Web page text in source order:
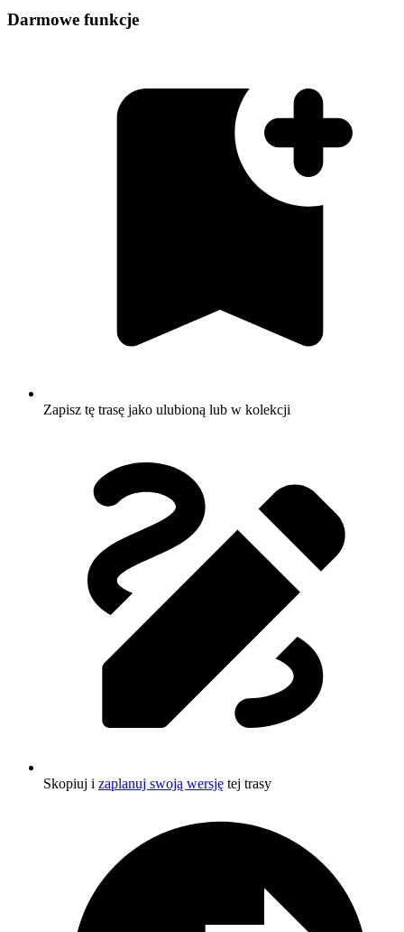
Darmowe funkcje
Zapisz tę trasę jako ulubioną lub w kolekcji
Skopiuj i zaplanuj swoją wersję tej trasy